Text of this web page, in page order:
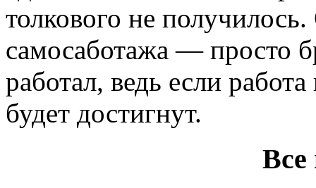
толкового не
самосаботажа — просто
работал, ведь если
будет достигнут.
Все